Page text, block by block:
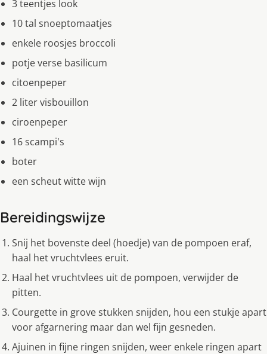
3 teentjes look
10 tal snoeptomaatjes
enkele roosjes broccoli
potje verse basilicum
citoenpeper
2 liter visbouillon
ciroenpeper
16 scampi's
boter
een scheut witte wijn
Bereidingswijze
Snij het bovenste deel (hoedje) van de pompoen eraf,
haal het vruchtvlees eruit.
Haal het vruchtvlees uit de pompoen, verwijder de
pitten.
Courgette in grove stukken snijden, hou een stukje apart
voor afgarnering maar dan wel fijn gesneden.
Ajuinen in fijne ringen snijden, weer enkele ringen apart